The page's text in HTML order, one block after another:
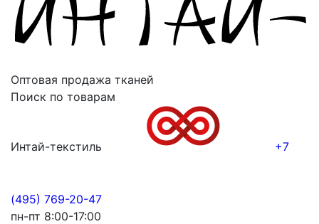
Оптовая продажа тканей
Поиск по товарам
Интай-текстиль +7
(495) 769-20-47
пн-пт 8:00-17:00